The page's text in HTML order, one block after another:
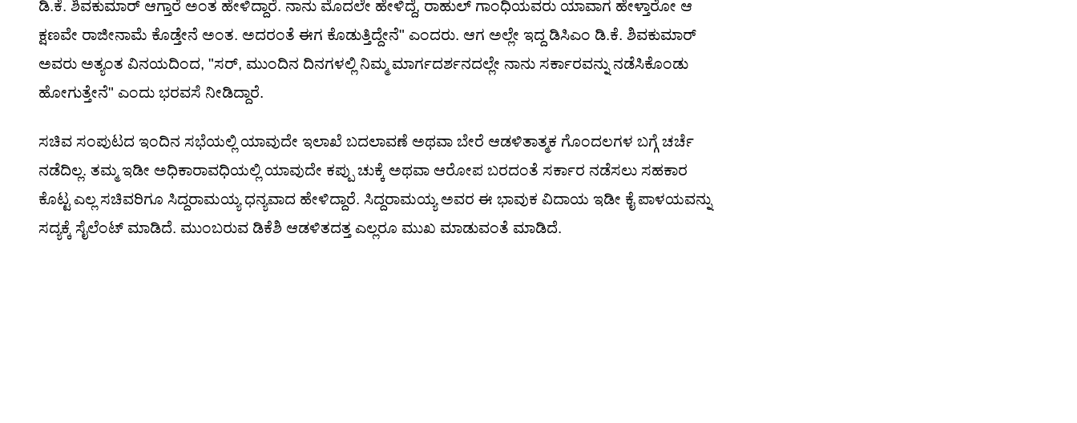
ಡಿ.ಕೆ. ಶಿವಕುಮಾರ್ ಆಗ್ತಾರೆ ಅಂತ ಹೇಳಿದ್ದಾರೆ. ನಾನು ಮೊದಲೇ ಹೇಳಿದ್ದೆ, ರಾಹುಲ್ ಗಾಂಧಿಯವರು ಯಾವಾಗ ಹೇಳ್ತಾರೋ ಆ
ಕ್ಷಣವೇ ರಾಜೀನಾಮೆ ಕೊಡ್ತೇನೆ ಅಂತ. ಅದರಂತೆ ಈಗ ಕೊಡುತ್ತಿದ್ದೇನೆ" ಎಂದರು. ಆಗ ಅಲ್ಲೇ ಇದ್ದ ಡಿಸಿಎಂ ಡಿ.ಕೆ. ಶಿವಕುಮಾರ್
ಅವರು ಅತ್ಯಂತ ವಿನಯದಿಂದ, "ಸರ್, ಮುಂದಿನ ದಿನಗಳಲ್ಲಿ ನಿಮ್ಮ ಮಾರ್ಗದರ್ಶನದಲ್ಲೇ ನಾನು ಸರ್ಕಾರವನ್ನು ನಡೆಸಿಕೊಂಡು
ಹೋಗುತ್ತೇನೆ" ಎಂದು ಭರವಸೆ ನೀಡಿದ್ದಾರೆ.
ಸಚಿವ ಸಂಪುಟದ ಇಂದಿನ ಸಭೆಯಲ್ಲಿ ಯಾವುದೇ ಇಲಾಖೆ ಬದಲಾವಣೆ ಅಥವಾ ಬೇರೆ ಆಡಳಿತಾತ್ಮಕ ಗೊಂದಲಗಳ ಬಗ್ಗೆ ಚರ್ಚೆ
ನಡೆದಿಲ್ಲ. ತಮ್ಮ ಇಡೀ ಅಧಿಕಾರಾವಧಿಯಲ್ಲಿ ಯಾವುದೇ ಕಪ್ಪು ಚುಕ್ಕೆ ಅಥವಾ ಆರೋಪ ಬರದಂತೆ ಸರ್ಕಾರ ನಡೆಸಲು ಸಹಕಾರ
ಕೊಟ್ಟ ಎಲ್ಲ ಸಚಿವರಿಗೂ ಸಿದ್ದರಾಮಯ್ಯ ಧನ್ಯವಾದ ಹೇಳಿದ್ದಾರೆ. ಸಿದ್ದರಾಮಯ್ಯ ಅವರ ಈ ಭಾವುಕ ವಿದಾಯ ಇಡೀ ಕೈ ಪಾಳಯವನ್ನು
ಸದ್ಯಕ್ಕೆ ಸೈಲೆಂಟ್ ಮಾಡಿದೆ. ಮುಂಬರುವ ಡಿಕೆಶಿ ಆಡಳಿತದತ್ತ ಎಲ್ಲರೂ ಮುಖ ಮಾಡುವಂತೆ ಮಾಡಿದೆ.